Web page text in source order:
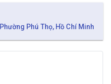
Phú Thọ, Hồ Chí Minh